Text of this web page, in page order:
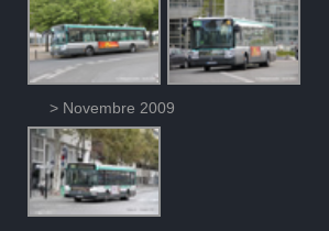
> Novembre 2009